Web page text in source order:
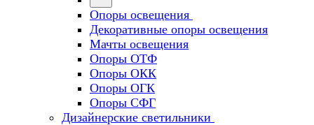
Опоры освещения
Декоративные опоры освещения
Мачты освещения
Опоры ОТФ
Опоры ОКК
Опоры ОГК
Опоры СФГ
Дизайнерские светильники